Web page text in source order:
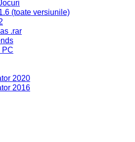
(toate versiunile)
.rar
2020
2016